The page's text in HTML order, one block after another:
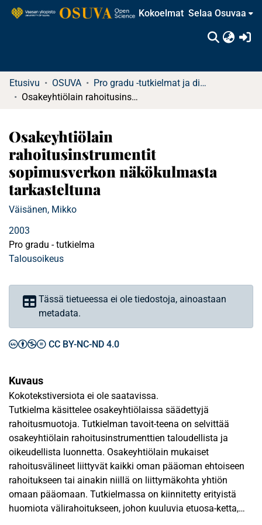
Kokoelmat Selaa Osuvaa
Etusivu OSUVA
Pro gradu -tutkielmat ja diplomityöt
Osakeyhtiölain rahoitusinstrumentit sopimusverkon näkökulmasta tarkasteltuna
Osakeyhtiölain
rahoitusinstrumentit
sopimusverkon näkökulmasta
tarkasteltuna
Väisänen, Mikko
2003
Pro gradu - tutkielma
Talousoikeus
Tässä tietueessa ei ole tiedostoja, ainoastaan
metadata.
CC BY-NC-ND 4.0
Kuvaus
Kokotekstiversiota ei ole saatavissa.
Tutkielma käsittelee osakeyhtiölaissa säädettyjä
rahoitusmuotoja. Tutkielman tavoit-teena on selvittää
osakeyhtiölain rahoitusinstrumenttien taloudellista ja
oikeudellista luonnetta. Osakeyhtiölain mukaiset
rahoitusvälineet liittyvät kaikki oman pääoman ehtoiseen
rahoitukseen tai ainakin niillä on liittymäkohta yhtiön
omaan pääomaan. Tutkielmassa on kiinnitetty erityistä
huomiota välirahoitukseen, johon kuuluvia etuosa-ketta,